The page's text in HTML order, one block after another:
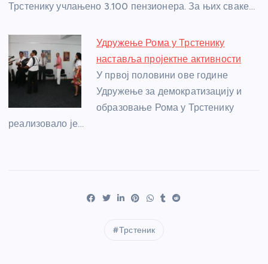
Трстенику учлањено 3.100 пензионера. За њих сваке…
Удружење Рома у Трстенику
наставља пројектне активности
У првој половини ове године
Удружење за демократизацију и
образовање Рома у Трстенику
реализовало је…
Трстеник